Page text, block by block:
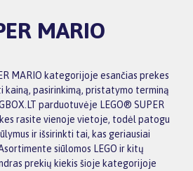
MARIO
MARIO kategorijoje esančias prekes
pasirinkimą, pristatymo terminą
parduotuvėje LEGO® SUPER
rasite vienoje vietoje, todėl patogu
ir išsirinkti tai, kas geriausiai
siūlomos LEGO ir kitų
prekių kiekis šioje kategorijoje